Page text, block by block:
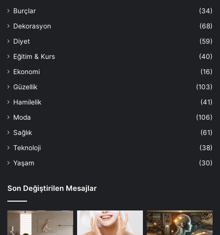
Burçlar
(34)
Dekorasyon
(68)
Diyet
(59)
Eğitim & Kurs
(40)
Ekonomi
(16)
Güzellik
(103)
Hamilelik
(41)
Moda
(106)
Sağlık
(61)
Teknoloji
(38)
Yaşam
(30)
Son Değiştirilen Mesajlar